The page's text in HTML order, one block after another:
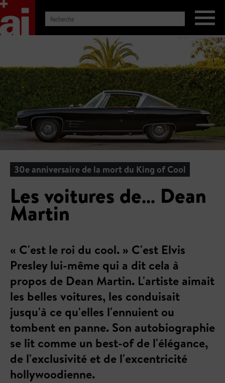
30e anniversaire de la mort du King of Cool
Les voitures de… Dean
Martin
« C'est le roi du cool. » C'est Elvis
Presley lui-même qui a dit cela à
propos de Dean Martin. L'artiste aimait
les belles voitures, les conduisait
jusqu'à ce qu'elles l'ennuient ou
tombent en panne. Son autobiographie
se lit comme un best-of de l'élégance,
de l'exclusivité et de l'excentricité
hollywoodienne.